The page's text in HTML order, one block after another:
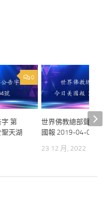
0
第
天湖
世界佛教總部聲明-
國報 2019-04-05
23 12 月, 2022